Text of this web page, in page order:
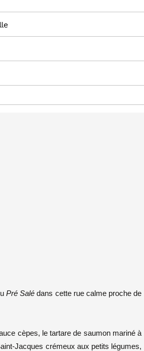
Pré Salédans cette rue calme proche de
cèpes, le tartare de saumon mariné à
Jacques crémeux aux petits légumes,